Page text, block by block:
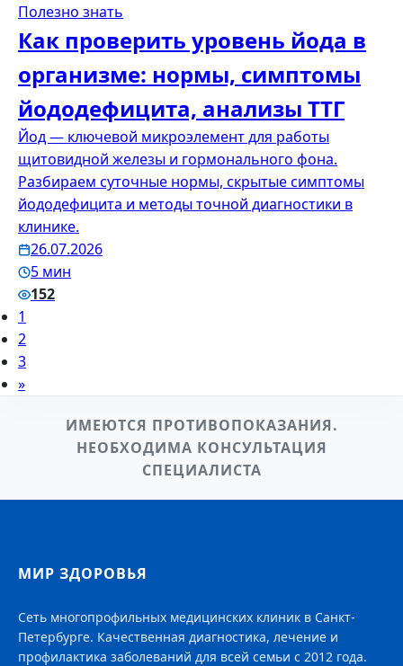
Полезно знать
Как проверить уровень йода в
организме: нормы, симптомы
йододефицита, анализы ТТГ
Йод — ключевой микроэлемент для работы
щитовидной железы и гормонального фона.
Разбираем суточные нормы, скрытые симптомы
йододефицита и методы точной диагностики в
клинике.
26.07.2026
5 мин
152
1
2
3
»
ИМЕЮТСЯ ПРОТИВОПОКАЗАНИЯ.
НЕОБХОДИМА КОНСУЛЬТАЦИЯ
СПЕЦИАЛИСТА
МИР ЗДОРОВЬЯ
Сеть многопрофильных медицинских клиник в Санкт-
Петербурге. Качественная диагностика, лечение и
профилактика заболеваний для всей семьи с 2012 года.